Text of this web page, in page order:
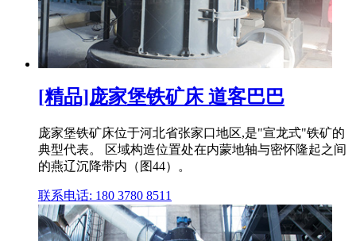
[精品]庞家堡铁矿床 道客巴巴
庞家堡铁矿床位于河北省张家口地区,是"宣龙式"铁矿的
典型代表。 区域构造位置处在内蒙地轴与密怀隆起之间
的燕辽沉降带内（图44）。
联系电话: 180 3780 8511